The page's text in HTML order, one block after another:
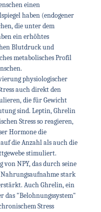
einen
haben (endogener
die unter dem
ein erhöhtes
Blutdruck und
metabolisches Profil
physiologischer
auch direkt den
die für Gewicht
sind. Leptin, Ghrelin
Stress so reagieren,
Hormone die
die Anzahl als auch die
stimuliert.
von NPY, das durch seine
stark
Auch Ghrelin, ein
das "Belohnungssystem"
Stress